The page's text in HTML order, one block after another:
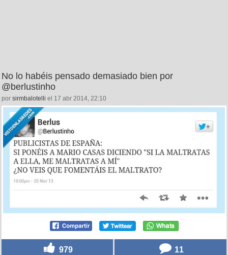
No lo habéis pensado demasiado bien por
@berlustinho
por sirmbalotelli el 17 abr 2014, 22:10
979 11